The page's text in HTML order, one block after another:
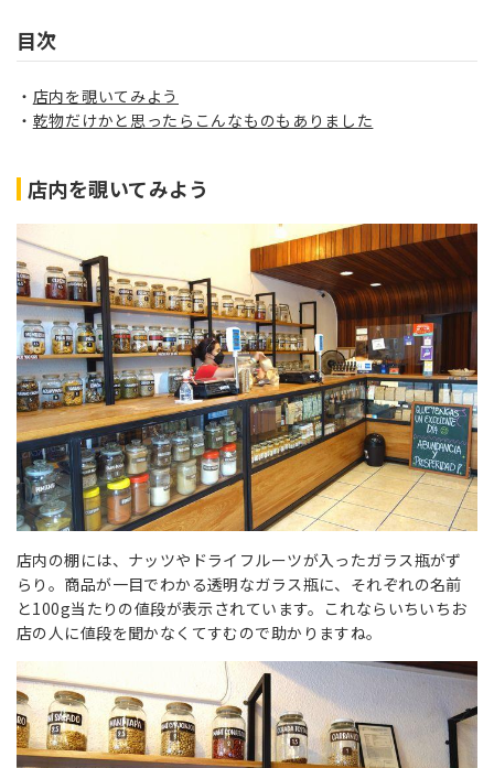
目次
店内を覗いてみよう
乾物だけかと思ったらこんなものもありました
店内を覗いてみよう
店内の棚には、ナッツやドライフルーツが入ったガラス瓶がず
らり。商品が一目でわかる透明なガラス瓶に、それぞれの名前
と100g当たりの値段が表示されています。これならいちいちお
店の人に値段を聞かなくてすむので助かりますね。